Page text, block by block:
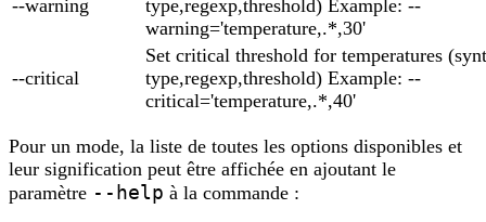
--warning
type,regexp,threshold) Example: --
warning='temperature,.*,30'
--critical
Set critical threshold for temperatures
type,regexp,threshold) Example: --
critical='temperature,.*,40'
Pour un mode, la liste de toutes les options disponibles et
leur signification peut être affichée en ajoutant le
paramètre --help à la commande :